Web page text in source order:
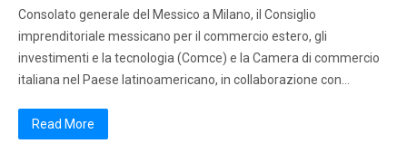
Consolato generale del Messico a Milano, il Consiglio
imprenditoriale messicano per il commercio estero, gli
investimenti e la tecnologia (Comce) e la Camera di commercio
italiana nel Paese latinoamericano, in collaborazione con…
Read More